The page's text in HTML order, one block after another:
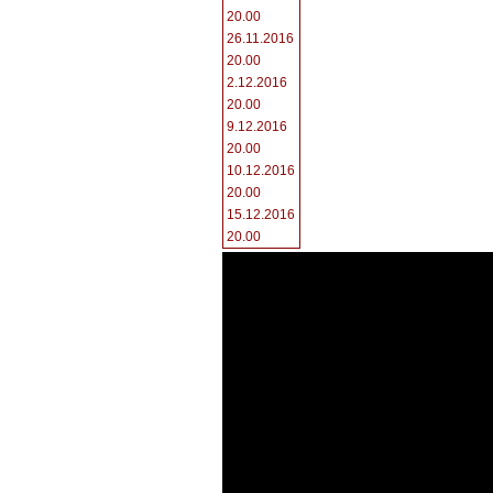
20.00
26.11.2016
20.00
2.12.2016
20.00
9.12.2016
20.00
10.12.2016
20.00
15.12.2016
20.00